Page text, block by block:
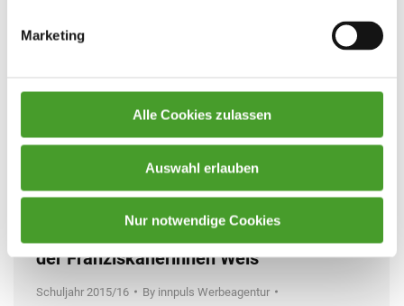
Marketing
Alle Cookies zulassen
Auswahl erlauben
Nur notwendige Cookies
Gelebte Flüchtlingshilfe des WRG / ORG
der Franziskanerinnen Wels
Schuljahr 2015/16 By innpuls Werbeagentur